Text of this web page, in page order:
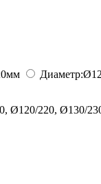
мм Диаметр:
Ø120/220, Ø130/